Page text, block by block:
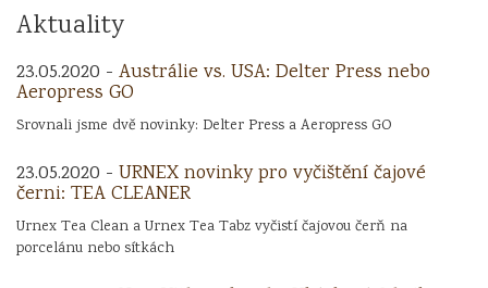
Aktuality
23.05.2020 - Austrálie vs. USA: Delter Press nebo
Aeropress GO
Srovnali jsme dvě novinky: Delter Press a Aeropress GO
23.05.2020 - URNEX novinky pro vyčištění čajové
černi: TEA CLEANER
Urnex Tea Clean a Urnex Tea Tabz vyčistí čajovou čerň na
porcelánu nebo sítkách